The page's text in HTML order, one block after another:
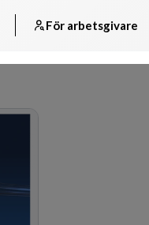
För arbetsgivare